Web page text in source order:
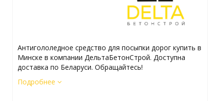
Антигололедное средство для посыпки дорог купить в
Минске в компании ДельтаБетонСтрой. Доступна
доставка по Беларуси. Обращайтесь!
Подробнее